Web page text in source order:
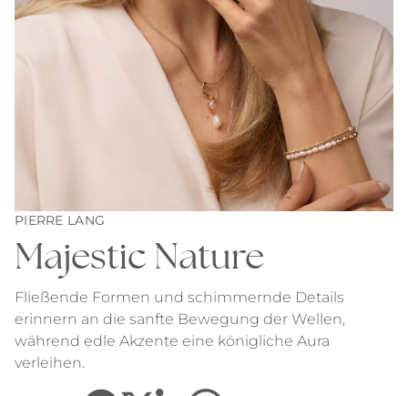
PIERRE LANG
Majestic Nature
Fließende Formen und schimmernde Details
erinnern an die sanfte Bewegung der Wellen,
während edle Akzente eine königliche Aura
verleihen.